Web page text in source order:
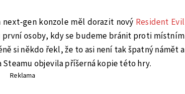
gen konzole měl dorazit nový Resident Evil
osoby, kdy se budeme bránit proti místním
si někdo řekl, že to asi není tak špatný námět a
Steamu objevila příšerná kopie této hry.
Reklama